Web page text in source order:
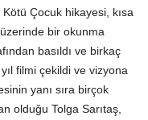
Kötü Çocuk hikayesi, kısa
bir okunma
basıldı ve birkaç
filmi çekildi ve vizyona
yanı sıra birçok
olduğu Tolga Sarıtaş,